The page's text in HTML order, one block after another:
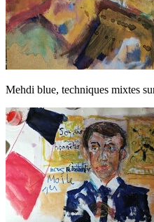
Mehdi blue, techniques mixtes